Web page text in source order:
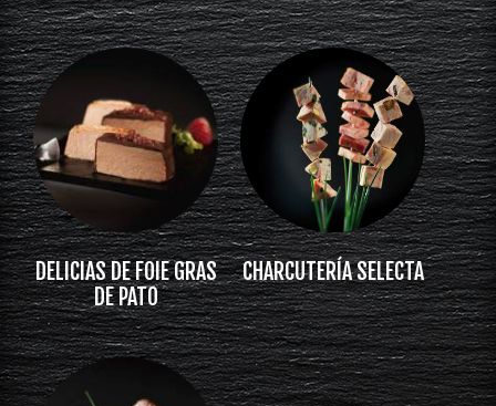
DELICIAS DE FOIE GRAS
DE PATO
CHARCUTERÍA SELECTA